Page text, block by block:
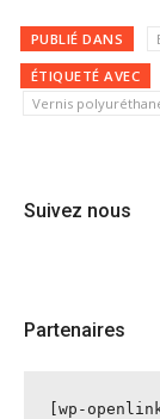
PUBLIÉ DANS
ÉTIQUETÉ AVEC
Vernis
Suivez nous
Partenaires
[wp-